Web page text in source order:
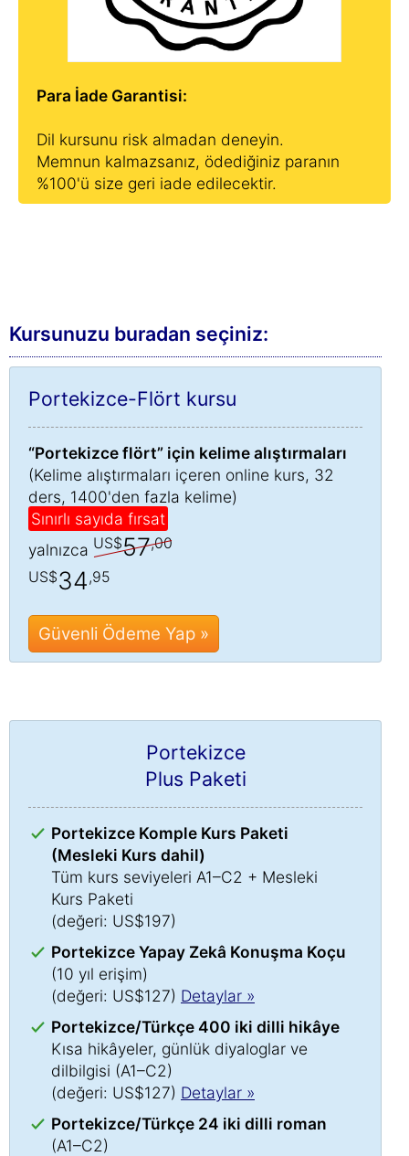
Para İade Garantisi:
Dil kursunu risk almadan deneyin.
Memnun kalmazsanız, ödediğiniz paranın
%100'ü size geri iade edilecektir.
Kursunuzu buradan seçiniz:
Portekizce-Flört kursu
“Portekizce flört” için kelime alıştırmaları
(Kelime alıştırmaları içeren online kurs, 32
ders, 1400'den fazla kelime)
Sınırlı sayıda fırsat
yalnızca US$57,00
US$34 ,95
Güvenli Ödeme Yap »
Portekizce
Plus Paketi
Portekizce Komple Kurs Paketi
(Mesleki Kurs dahil)
Tüm kurs seviyeleri A1–C2 + Mesleki
Kurs Paketi
(değeri: US$197)
Portekizce Yapay Zekâ Konuşma Koçu
(10 yıl erişim)
(değeri: US$127) Detaylar »
Portekizce/Türkçe 400 iki dilli hikâye
Kısa hikâyeler, günlük diyaloglar ve
dilbilgisi (A1–C2)
(değeri: US$127) Detaylar »
Portekizce/Türkçe 24 iki dilli roman
(A1–C2)